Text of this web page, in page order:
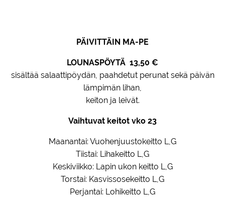
HOTELLI
PÄIVITTÄIN MA-PE
LOUNASPÖYTÄ 13,50 €
sisältää salaattipöydän, paahdetut perunat sekä päivän
lämpimän lihan,
keiton ja leivät.
Vaihtuvat keitot vko 23
Maanantai: Vuohenjuustokeitto L,G
Tiistai: Lihakeitto L,G
Keskiviikko: Lapin ukon keitto L,G
Torstai: Kasvissosekeitto L,G
Perjantai: Lohikeitto L,G